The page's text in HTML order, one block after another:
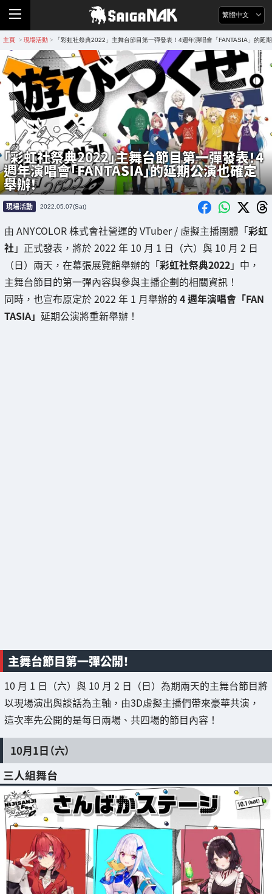
繁體中文
主頁 > 現場活動 > 「彩虹社祭典2022」主舞台節目第一彈發表！4週年演唱會「FANTASIA」的延
「彩虹社祭典2022」主舞台節目第一彈發表！4
週年演唱會「FANTASIA」的延期公演也確定
舉辦！
現場活動 2022.05.07(Sat)
由 ANYCOLOR 株式會社營運的 VTuber / 虛擬主播團體「彩虹
社 」正式發表，將於 2022 年 10 月 1 日（六）與 10 月 2 日
（日）兩天，在幕張展覽館舉辦的「彩虹社祭典2022」中，
主舞台節目的第一彈內容與參與主播企劃的相關資訊！
同時，也宣布原定於 2022 年 1 月舉辦的 4 週年演唱會「FAN
TASIA」 延期公演將重新舉辦！
主舞台節目第一彈公開！
10 月 1 日（六）與 10 月 2 日（日）為期兩天的主舞台節目將
以現場演出與談話為主軸，由3D虛擬主播們帶來豪華共演，
這次率先公開的是每日兩場、共四場的節目內容！
10月1日（六）
三人組舞台